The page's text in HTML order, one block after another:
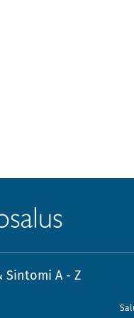
Sintomi A - Z